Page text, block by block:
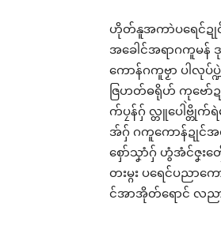
ဟိုတ်နူအကာဲပရေင်ဍု
အခေါင်အရာဂကူမ
ကောန်ဂကူဗၟာ ပါ
ဇြဟတ်ဓရိုဟ် ကုဗော်
က်ပၠန်ဂှ် လ္တူပေါဲဗ္တို
အ်ဂှ် ဂကူကောန်ဍုင်အ
စှော်သၞာံဂှ် ဟွံအံင်ဇၞး
တးမ္ဂး ပရေင်ပညာ
င်အာအိုတ်ရောင် လ